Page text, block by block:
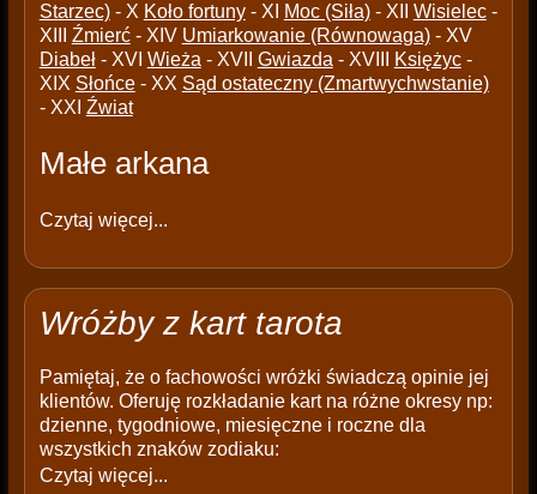
Starzec)- X Koło fortuny- XI Moc (Siła)- XII Wisielec-
XIII Źmierć- XIV Umiarkowanie (Równowaga)- XV
Diabeł- XVI Wieża - XVII Gwiazda - XVIII Księżyc-
XIX Słońce- XX Sąd ostateczny (Zmartwychwstanie)
- XXI Źwiat
Małe arkana
Czytaj więcej...
Wróżby z kart tarota
Pamiętaj, że o fachowości wróżki świadczą opinie jej
klientów. Oferuję rozkładanie kart na różne okresy np:
dzienne, tygodniowe, miesięczne i roczne dla
wszystkich znaków zodiaku:
Czytaj więcej...